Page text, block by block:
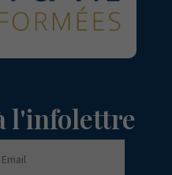
l'infolettre